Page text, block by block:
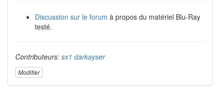
Discussion sur le forum à propos du matériel Blu-Ray
testé.
Contributeurs: sx1 darkayser
Modifier